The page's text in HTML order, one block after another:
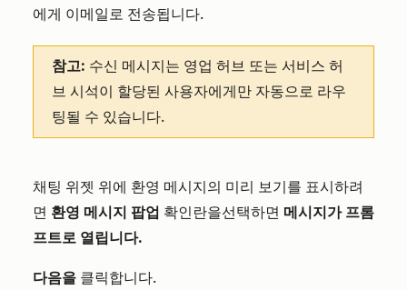
에게 이메일로 전송됩니다.
참고: 수신 메시지는 영업 허브 또는 서비스 허
브 시석이 할당된 사용자에게만 자동으로 라우
팅될 수 있습니다.
채팅 위젯 위에 환영 메시지의 미리 보기를 표시하려
면 환영 메시지 팝업 확인란을선택하면 메시지가 프롬
프트로 열립니다.
다음을 클릭합니다.